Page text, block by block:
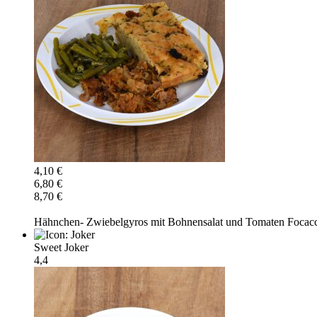
4,10 €
6,80 €
8,70 €
Hähnchen- Zwiebelgyros mit Bohnensalat und Tomaten
Sweet Joker
4,4